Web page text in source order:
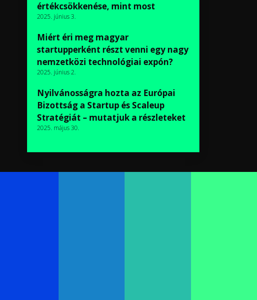
értékcsökkenése, mint most
2025. június 3.
Miért éri meg magyar
startupperként részt venni egy nagy
nemzetközi technológiai expón?
2025. június 2.
Nyilvánosságra hozta az Európai
Bizottság a Startup és Scaleup
Stratégiát – mutatjuk a részleteket
2025. május 30.